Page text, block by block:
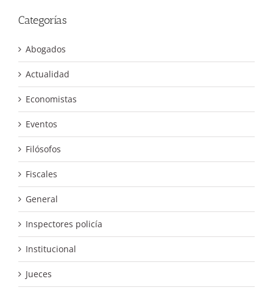
Categorías
Abogados
Actualidad
Economistas
Eventos
Filósofos
Fiscales
General
Inspectores policía
Institucional
Jueces